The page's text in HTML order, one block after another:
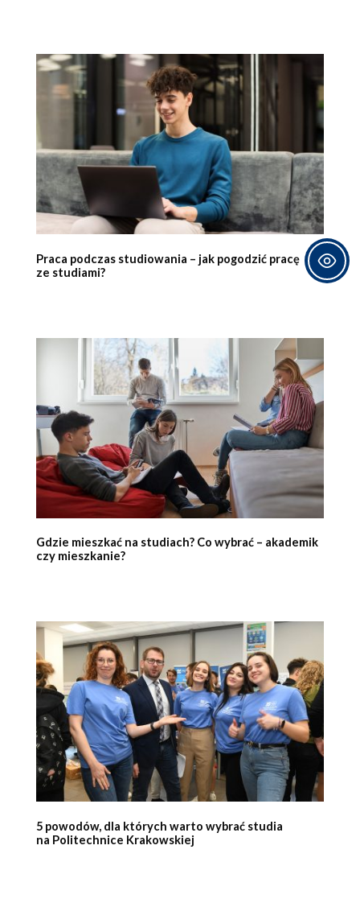
Praca podczas studiowania – jak pogodzić pracę
ze studiami?
Gdzie mieszkać na studiach? Co wybrać – akademik
czy mieszkanie?
5 powodów, dla których warto wybrać studia
na Politechnice Krakowskiej